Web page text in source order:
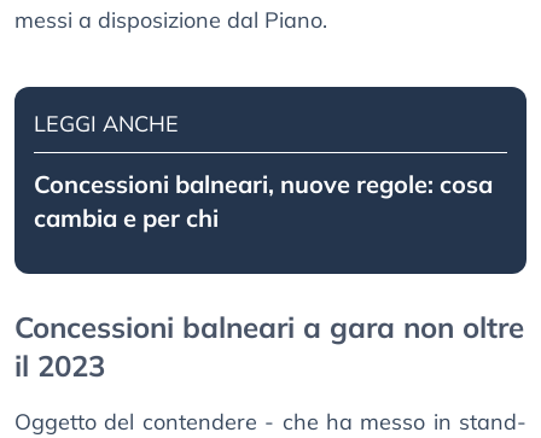
messi a disposizione dal Piano.
LEGGI ANCHE
Concessioni balneari, nuove regole: cosa
cambia e per chi
Concessioni balneari a gara non oltre
il 2023
Oggetto del contendere - che ha messo in stand-